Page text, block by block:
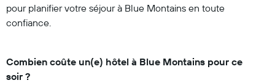
pour planifier votre séjour à Blue Montains en toute
confiance.
Combien coûte un(e) hôtel à Blue Montains pour ce
soir ?